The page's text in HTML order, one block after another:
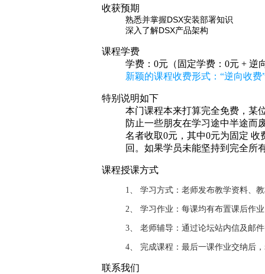
收获预期
熟悉并掌握DSX安装部署知识
深入了解DSX产品架构
课程学费
学费：0元（固定学费：0元 + 逆
新颖的课程收费形式：“逆向收
特别说明如下
本门课程本来打算完全免费，某
防止一些朋友在学习途中半途而
名者收取0元，其中0元为固定
回。如果学员未能坚持到完全所
课程授课方式
1、 学习方式：老师发布教学资料、
2、 学习作业：每课均有布置课后作
3、 老师辅导：通过论坛站内信及邮
4、 完成课程：最后一课作业交纳后
联系我们